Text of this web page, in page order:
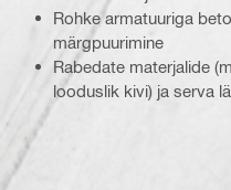
Rohke armatuuriga
märgpuurimine
Rabedate materjalide
looduslik kivi) ja serva